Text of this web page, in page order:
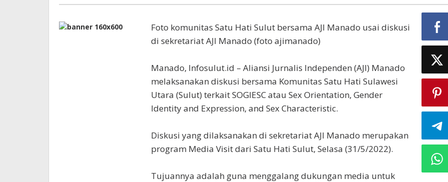
Foto komunitas Satu Hati Sulut bersama AJI Manado usai diskusi
di sekretariat AJI Manado (foto ajimanado)
Manado, Infosulut.id – Aliansi Jurnalis Independen (AJI) Manado
melaksanakan diskusi bersama Komunitas Satu Hati Sulawesi
Utara (Sulut) terkait SOGIESC atau Sex Orientation, Gender
Identity and Expression, and Sex Characteristic.
Diskusi yang dilaksanakan di sekretariat AJI Manado merupakan
program Media Visit dari Satu Hati Sulut, Selasa (31/5/2022).
Tujuannya adalah guna menggalang dukungan media untuk